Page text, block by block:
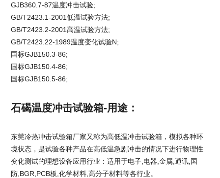
GJB360.7-87温度冲击试验;
GB/T2423.1-2001低温试验方法;
GB/T2423.2-2001高温试验方法;
GB/T2423.22-1989温度变化试验N;
国标GJB150.3-86;
国标GJB150.4-86;
国标GJB150.5-86;
石碣温度冲击试验箱-用途：
东莞冷热冲击试验箱厂家又称为高低温冲击试验箱，模拟各种环
境状态，是试验各种产品在高低温急剧冲击的情况下进行物理性
变化测试的理想设备应用行业： 适用于电子,电器,金属,通讯,国
防,BGR,PCB板,化学材料,高分子材料等各行业。